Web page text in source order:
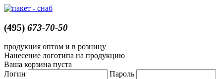
(495) 673-70-50
продукция оптом и в розницу
Нанесение логотипа на продукцию
Ваша корзина пуста
Логин
Пароль